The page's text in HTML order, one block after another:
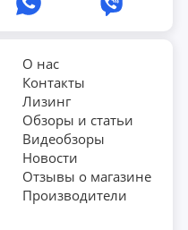
веса и позволяет
существенно снижает
нагрузки и позволяет
в помещении. В
для хранения.
приобретение для
как в домашних
О нас
Контакты
Лизинг
Обзоры и статьи
Видеобзоры
Новости
Отзывы о магазине
Производители